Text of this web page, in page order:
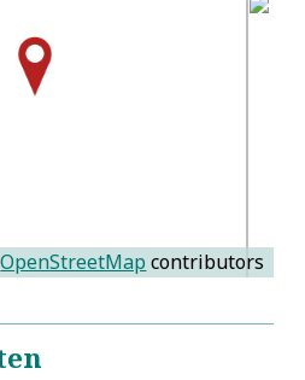
OpenStreetMap contributors